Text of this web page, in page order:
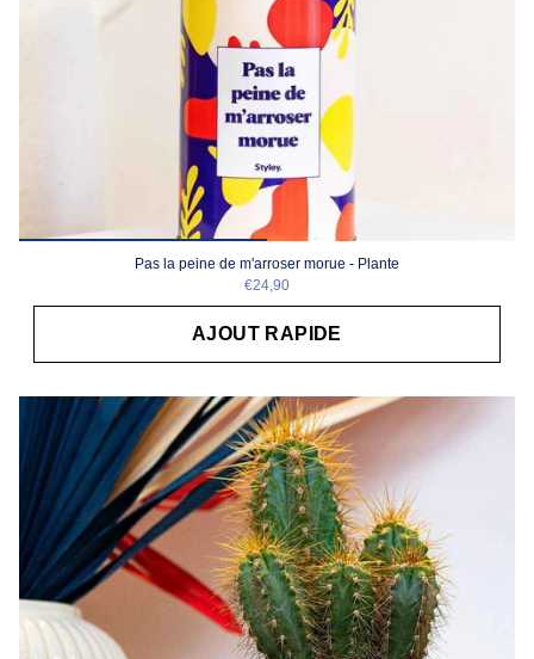
Pas la peine de m'arroser morue - Plante
€24,90
AJOUT RAPIDE